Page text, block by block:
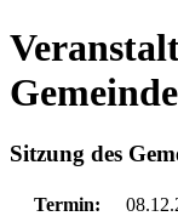
Sitzung des
Termin: